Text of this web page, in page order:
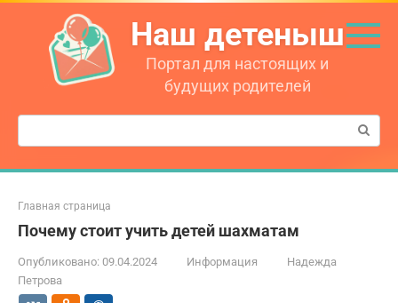
Перейти
контенту
Наш детеныш
Портал для настоящих и
будущих родителей
Поиск:
Главная страница
Почему стоит учить детей шахматам
Опубликовано: 09.04.2024 Информация
Надежда
Петрова